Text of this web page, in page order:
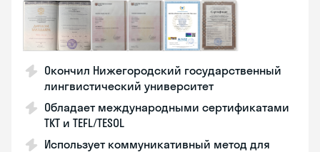
Окончил Нижегородский государственный
лингвистический университет
Обладает международными сертификатами
TKT и TEFL/TESOL
Использует коммуникативный метод для